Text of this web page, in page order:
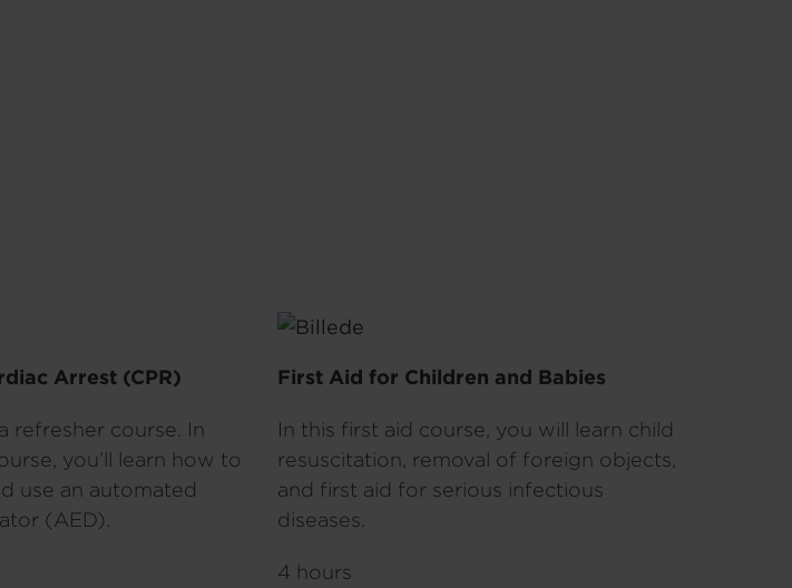
Arrest (CPR)
refresher course. In
you’ll learn how to
use an automated
(AED).
First Aid for Children and Babies
In this first aid course, you will learn child
resuscitation, removal of foreign objects,
and first aid for serious infectious
diseases.
4 hours